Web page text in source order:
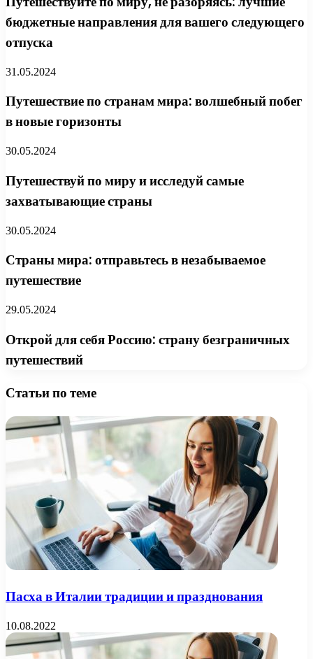
бюджетные направления для вашего следующего
отпуска
31.05.2024
Путешествие по странам мира: волшебный побег
в новые горизонты
30.05.2024
Путешествуй по миру и исследуй самые
захватывающие страны
30.05.2024
Страны мира: отправьтесь в незабываемое
путешествие
29.05.2024
Открой для себя Россию: страну безграничных
путешествий
Статьи по теме
Пасха в Италии традиции и празднования
10.08.2022